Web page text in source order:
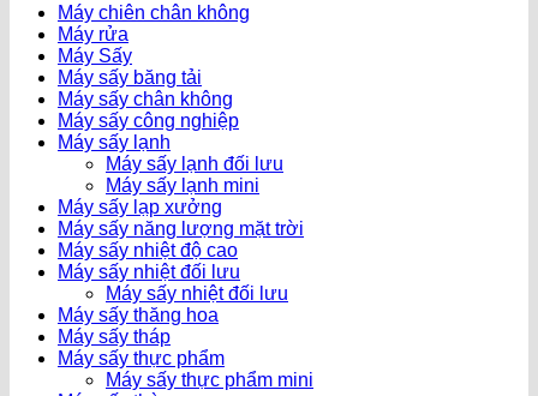
Máy chiên chân không
Máy rửa
Máy Sấy
Máy sấy băng tải
Máy sấy chân không
Máy sấy công nghiệp
Máy sấy lạnh
Máy sấy lạnh đối lưu
Máy sấy lạnh mini
Máy sấy lạp xưởng
Máy sấy năng lượng mặt trời
Máy sấy nhiệt độ cao
Máy sấy nhiệt đối lưu
Máy sấy nhiệt đối lưu
Máy sấy thăng hoa
Máy sấy tháp
Máy sấy thực phẩm
Máy sấy thực phẩm mini